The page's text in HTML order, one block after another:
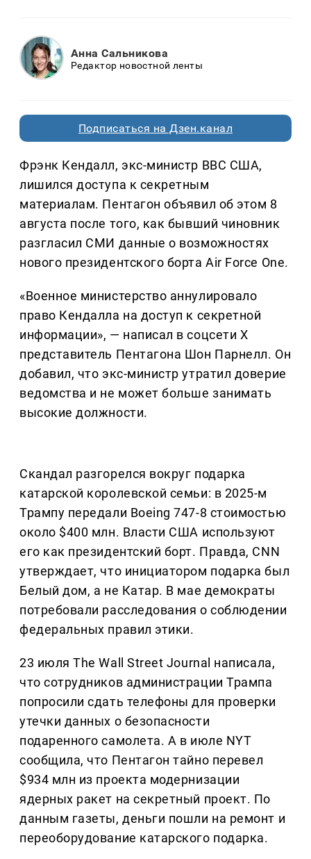
Анна Сальникова
Редактор новостной ленты
Подписаться на Дзен.канал
Фрэнк Кендалл, экс-министр ВВС США,
лишился доступа к секретным
материалам. Пентагон объявил об этом 8
августа после того, как бывший чиновник
разгласил СМИ данные о возможностях
нового президентского борта Air Force One.
«Военное министерство аннулировало
право Кендалла на доступ к секретной
информации», — написал в соцсети X
представитель Пентагона Шон Парнелл. Он
добавил, что экс-министр утратил доверие
ведомства и не может больше занимать
высокие должности.
Скандал разгорелся вокруг подарка
катарской королевской семьи: в 2025-м
Трампу передали Boeing 747-8 стоимостью
около $400 млн. Власти США используют
его как президентский борт. Правда, CNN
утверждает, что инициатором подарка был
Белый дом, а не Катар. В мае демократы
потребовали расследования о соблюдении
федеральных правил этики.
23 июля The Wall Street Journal написала,
что сотрудников администрации Трампа
попросили сдать телефоны для проверки
утечки данных о безопасности
подаренного самолета. А в июле NYT
сообщила, что Пентагон тайно перевел
$934 млн из проекта модернизации
ядерных ракет на секретный проект. По
данным газеты, деньги пошли на ремонт и
переоборудование катарского подарка.